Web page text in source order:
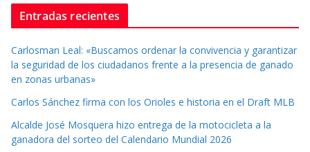
Entradas recientes
Carlosman Leal: «Buscamos ordenar la convivencia y garantizar
la seguridad de los ciudadanos frente a la presencia de ganado
en zonas urbanas»
Carlos Sánchez firma con los Orioles e historia en el Draft MLB
Alcalde José Mosquera hizo entrega de la motocicleta a la
ganadora del sorteo del Calendario Mundial 2026